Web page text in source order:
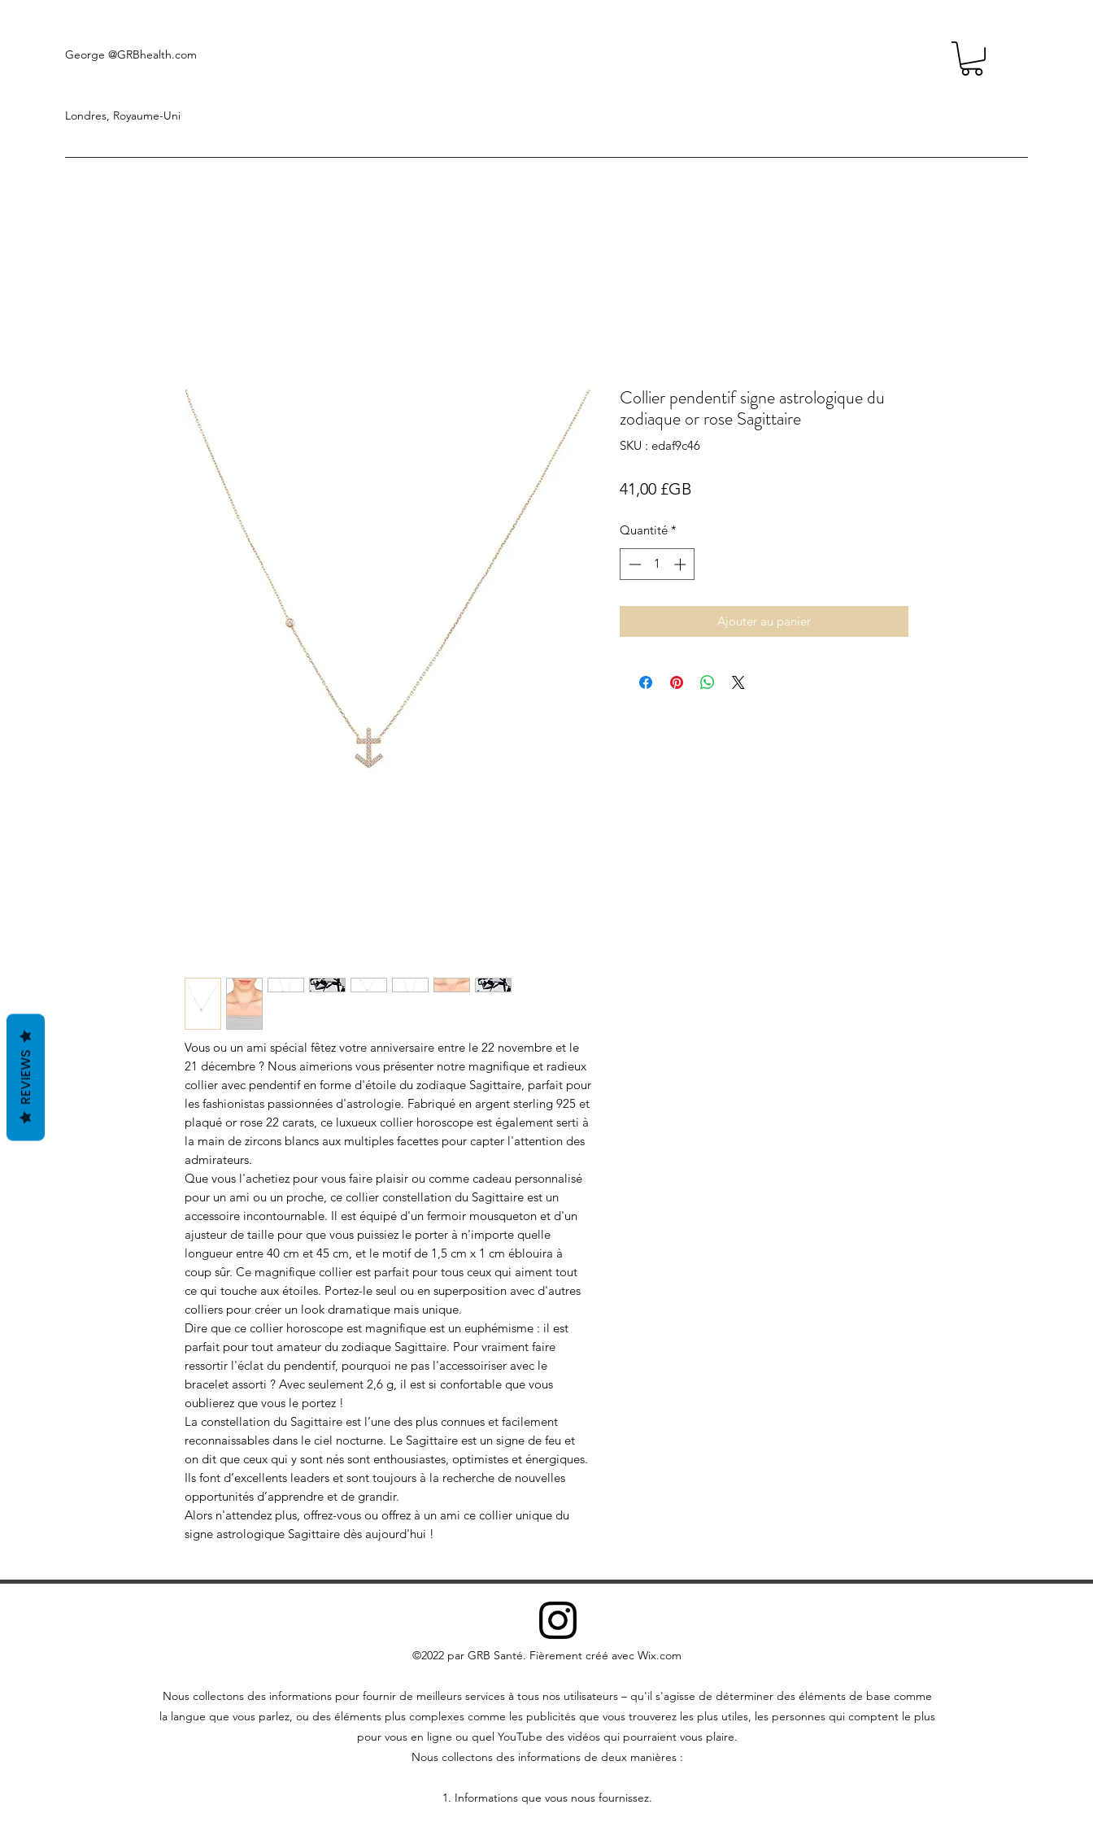
George @GRBhealth.com
Londres, Royaume-Uni
Vous ou un ami spécial fêtez votre anniversaire entre le 22 novembre et le
21 décembre ? Nous aimerions vous présenter notre magnifique et radieux
collier avec pendentif en forme d'étoile du zodiaque Sagittaire, parfait pour
les fashionistas passionnées d'astrologie. Fabriqué en argent sterling 925 et
plaqué or rose 22 carats, ce luxueux collier horoscope est également serti à
la main de zircons blancs aux multiples facettes pour capter l'attention des
admirateurs.
Que vous l'achetiez pour vous faire plaisir ou comme cadeau personnalisé
pour un ami ou un proche, ce collier constellation du Sagittaire est un
accessoire incontournable. Il est équipé d'un fermoir mousqueton et d'un
ajusteur de taille pour que vous puissiez le porter à n'importe quelle
longueur entre 40 cm et 45 cm, et le motif de 1,5 cm x 1 cm éblouira à
coup sûr. Ce magnifique collier est parfait pour tous ceux qui aiment tout
ce qui touche aux étoiles. Portez-le seul ou en superposition avec d'autres
colliers pour créer un look dramatique mais unique.
Dire que ce collier horoscope est magnifique est un euphémisme : il est
parfait pour tout amateur du zodiaque Sagittaire. Pour vraiment faire
ressortir l'éclat du pendentif, pourquoi ne pas l'accessoiriser avec le
bracelet assorti ? Avec seulement 2,6 g, il est si confortable que vous
oublierez que vous le portez !
La constellation du Sagittaire est l’une des plus connues et facilement
reconnaissables dans le ciel nocturne. Le Sagittaire est un signe de feu et
on dit que ceux qui y sont nés sont enthousiastes, optimistes et énergiques.
Ils font d’excellents leaders et sont toujours à la recherche de nouvelles
opportunités d’apprendre et de grandir.
Alors n'attendez plus, offrez-vous ou offrez à un ami ce collier unique du
signe astrologique Sagittaire dès aujourd'hui !
Collier pendentif signe astrologique du
zodiaque or rose Sagittaire
SKU : edaf9c46
41,00 £GB
Quantité *
Ajouter au panier
©2022 par GRB Santé. Fièrement créé avec Wix.com
Nous collectons des informations pour fournir de meilleurs services à tous nos utilisateurs – qu'il s'agisse de déterminer des éléments de base comme
la langue que vous parlez, ou des éléments plus complexes comme les publicités que vous trouverez les plus utiles, les personnes qui comptent le plus
pour vous en ligne ou quel YouTube des vidéos qui pourraient vous plaire.
Nous collectons des informations de deux manières :
1. Informations que vous nous fournissez.
REVIEWS